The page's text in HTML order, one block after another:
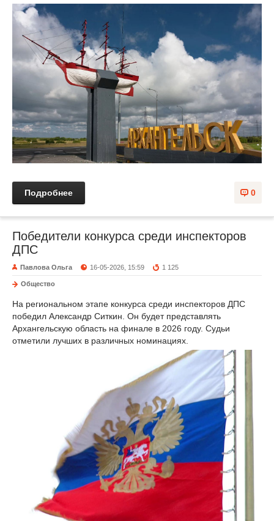
0
Подробнее
Победители конкурса среди инспекторов
ДПС
Павлова Ольга 16-05-2026, 15:59 1 125
Общество
На региональном этапе конкурса среди инспекторов ДПС
победил Александр Ситкин. Он будет представлять
Архангельскую область на финале в 2026 году. Судьи
отметили лучших в различных номинациях.